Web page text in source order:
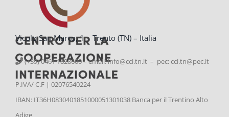
Vicolo San Marco, 1 – Trento (TN) – Italia
(+39) 0461 1828600 – email:info@cci.tn.it – pec: cci.tn@pec.it
P.IVA/ C.F | 02076540224
IBAN: IT36H0830401851000051301038 Banca per il Trentino Alto
Adige